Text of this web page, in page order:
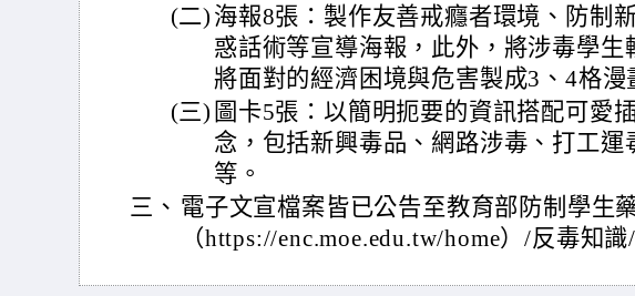
(二) 海報8張：製作友善戒癮者環境、防制
惑話術等宣導海報，此外，將涉毒學生
將面對的經濟困境與危害製成3、4格漫
(三) 圖卡5張：以簡明扼要的資訊搭配可愛
念，包括新興毒品、網路涉毒、打工運
等。
三、 電子文宣檔案皆已公告至教育部防制學生
（https://enc.moe.edu.tw/home）/反毒知